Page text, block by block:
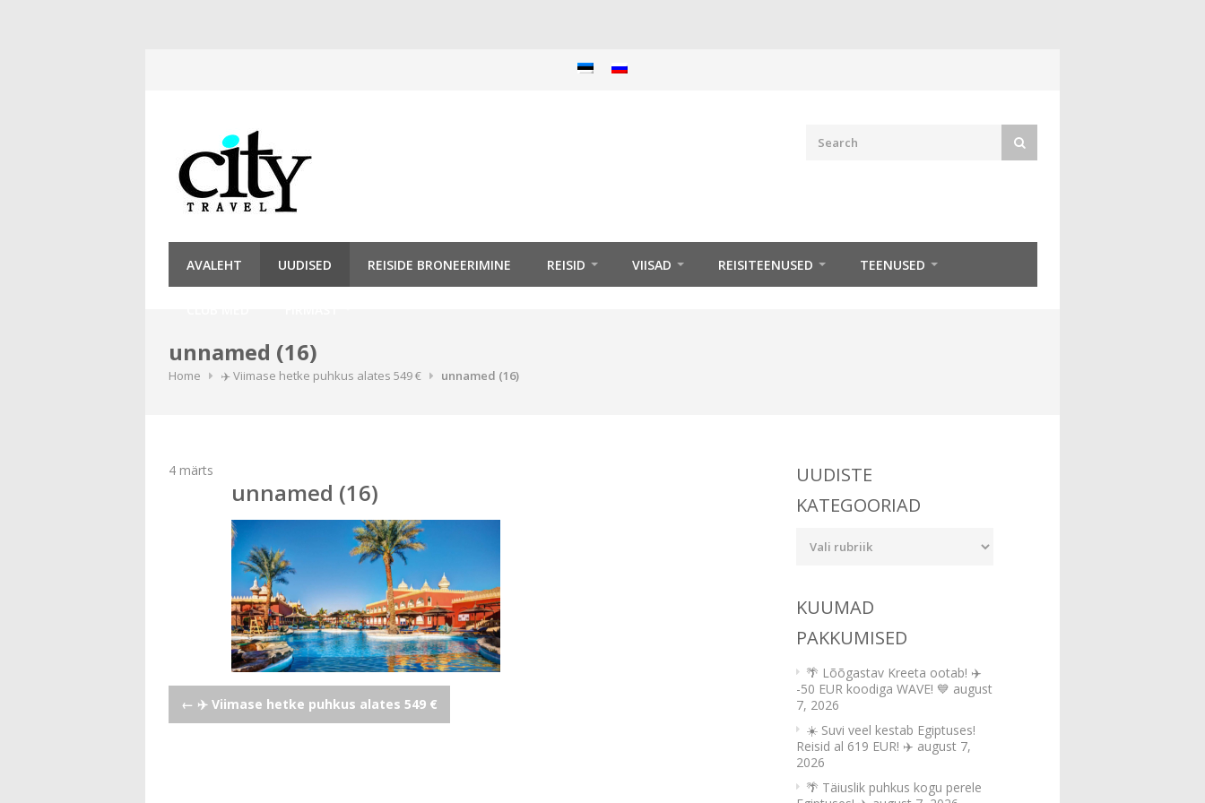
AVALEHT UUDISED REISIDE BRONEERIMINE REISID VIISAD REISITEENUSED TEENUSED
unnamed (16)
Home ✈️ Viimase hetke puhkus alates 549 € unnamed (16)
4 märts
unnamed (16)
Post
← ✈️ Viimase hetke puhkus alates 549 €
UUDISTE
KATEGOORIAD
KUUMAD
PAKKUMISED
🌴 Lõõgastav Kreeta ootab! ✈️
-50 EUR koodiga WAVE! 💙 august
7, 2026
☀️ Suvi veel kestab Egiptuses!
Reisid al 619 EUR! ✈️ august 7,
2026
🌴 Täiuslik puhkus kogu perele